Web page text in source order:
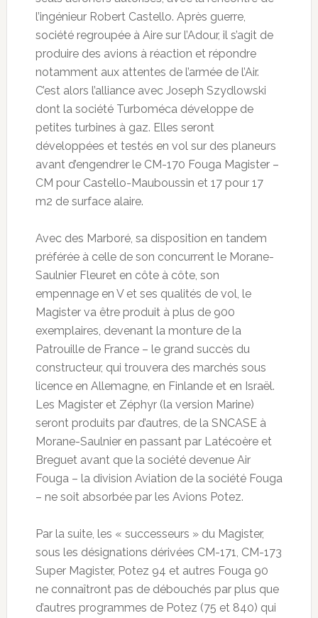
l’ingénieur Robert Castello. Après guerre,
société regroupée à Aire sur l’Adour, il s’agit de
produire des avions à réaction et répondre
notamment aux attentes de l’armée de l’Air.
C’est alors l’alliance avec Joseph Szydlowski
dont la société Turboméca développe de
petites turbines à gaz. Elles seront
développées et testés en vol sur des planeurs
avant d’engendrer le CM-170 Fouga Magister –
CM pour Castello-Mauboussin et 17 pour 17
m2 de surface alaire.
Avec des Marboré, sa disposition en tandem
préférée à celle de son concurrent le Morane-
Saulnier Fleuret en côte à côte, son
empennage en V et ses qualités de vol, le
Magister va être produit à plus de 900
exemplaires, devenant la monture de la
Patrouille de France – le grand succès du
constructeur, qui trouvera des marchés sous
licence en Allemagne, en Finlande et en Israël.
Les Magister et Zéphyr (la version Marine)
seront produits par d’autres, de la SNCASE à
Morane-Saulnier en passant par Latécoère et
Breguet avant que la société devenue Air
Fouga – la division Aviation de la société Fouga
– ne soit absorbée par les Avions Potez.
Par la suite, les « successeurs » du Magister,
sous les désignations dérivées CM-171, CM-173
Super Magister, Potez 94 et autres Fouga 90
ne connaîtront pas de débouchés par plus que
d’autres programmes de Potez (75 et 840) qui